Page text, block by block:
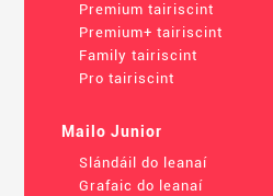
Premium tairiscint
Premium+ tairiscint
Family tairiscint
Pro tairiscint
Mailo Junior
Slándáil do leanaí
Grafaic do leanaí